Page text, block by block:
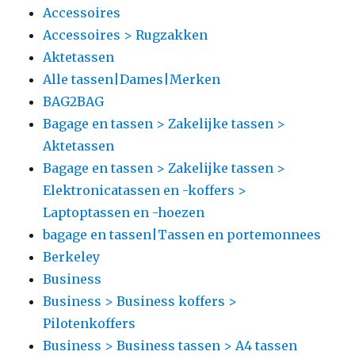
Accessoires
Accessoires > Rugzakken
Aktetassen
Alle tassen|Dames|Merken
BAG2BAG
Bagage en tassen > Zakelijke tassen >
Aktetassen
Bagage en tassen > Zakelijke tassen >
Elektronicatassen en -koffers >
Laptoptassen en -hoezen
bagage en tassen|Tassen en portemonnees
Berkeley
Business
Business > Business koffers >
Pilotenkoffers
Business > Business tassen > A4 tassen